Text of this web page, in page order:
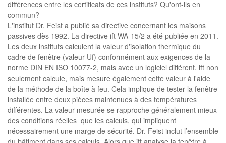
différences entre les certificats de ces instituts? Qu'ont-ils en
commun?
L'institut Dr. Feist a publié sa directive concernant les maisons
passives dès 1992. La directive ift WA-15/2 a été publiée en 2011.
Les deux instituts calculent la valeur d'isolation thermique du
cadre de fenêtre (valeur Uf) conformément aux exigences de la
norme DIN EN ISO 10077-2, mais avec un logiciel différent. ift non
seulement calcule, mais mesure également cette valeur à l'aide
de la méthode de la boîte à feu. Cela implique de tester la fenêtre
installée entre deux pièces maintenues à des températures
différentes. La valeur mesurée se rapproche généralement mieux
des conditions réelles que les calculs, qui impliquent
nécessairement une marge de sécurité. Dr. Feist inclut l’ensemble